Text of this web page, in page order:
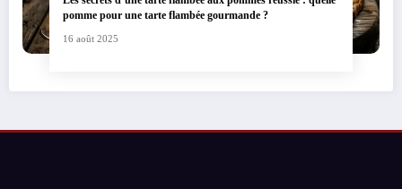
pomme pour une tarte flambée gourmande ?
16 août 2025